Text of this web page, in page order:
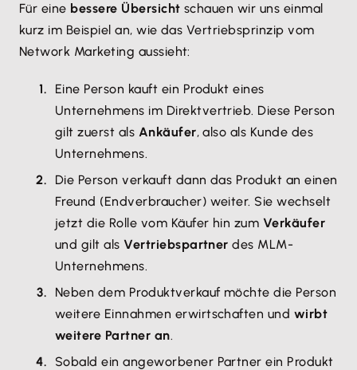
Für eine bessere Übersicht schauen wir uns einmal
kurz im Beispiel an, wie das Vertriebsprinzip vom
Network Marketing aussieht:
Eine Person kauft ein Produkt eines
Unternehmens im Direktvertrieb. Diese Person
gilt zuerst als Ankäufer, also als Kunde des
Unternehmens.
Die Person verkauft dann das Produkt an einen
Freund (Endverbraucher) weiter. Sie wechselt
jetzt die Rolle vom Käufer hin zum Verkäufer
und gilt als Vertriebspartnerdes MLM-
Unternehmens.
Neben dem Produktverkauf möchte die Person
weitere Einnahmen erwirtschaften und wirbt
weitere Partner an.
Sobald ein angeworbener Partner ein Produkt